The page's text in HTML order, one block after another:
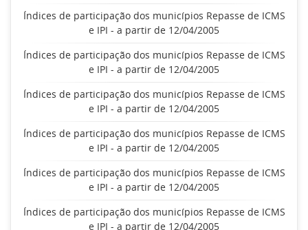
Índices de participação dos municípios Repasse de ICMS
e IPI - a partir de 12/04/2005
Índices de participação dos municípios Repasse de ICMS
e IPI - a partir de 12/04/2005
Índices de participação dos municípios Repasse de ICMS
e IPI - a partir de 12/04/2005
Índices de participação dos municípios Repasse de ICMS
e IPI - a partir de 12/04/2005
Índices de participação dos municípios Repasse de ICMS
e IPI - a partir de 12/04/2005
Índices de participação dos municípios Repasse de ICMS
e IPI - a partir de 12/04/2005